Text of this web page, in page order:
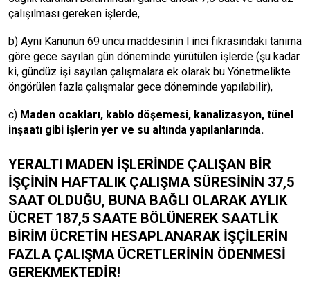
çalışılması gereken işlerde,
b) Aynı Kanunun 69 uncu maddesinin l inci fıkrasındaki tanıma
göre gece sayılan gün döneminde yürütülen işlerde (şu kadar
ki, gündüz işi sayılan çalışmalara ek olarak bu Yönetmelikte
öngörülen fazla çalışmalar gece döneminde yapılabilir),
c) Maden ocakları, kablo döşemesi, kanalizasyon, tünel
inşaatı gibi işlerin yer ve su altında yapılanlarında.
YERALTI MADEN İŞLERİNDE ÇALIŞAN BİR
İŞÇİNİN HAFTALIK ÇALIŞMA SÜRESİNİN 37,5
SAAT OLDUĞU, BUNA BAĞLI OLARAK AYLIK
ÜCRET 187,5 SAATE BÖLÜNEREK SAATLİK
BİRİM ÜCRETİN HESAPLANARAK İŞÇİLERİN
FAZLA ÇALIŞMA ÜCRETLERİNİN ÖDENMESİ
GEREKMEKTEDİR!